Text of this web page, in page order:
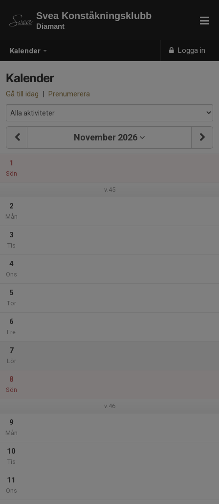
Kalender Logga in
Svea Konståkningsklubb
Diamant
Kalender
Gå till idag | Prenumerera
November 2026
1
Sön
v.45
2
Mån
3
Tis
4
Ons
5
Tor
6
Fre
7
Lör
8
Sön
v.46
9
Mån
10
Tis
11
Ons